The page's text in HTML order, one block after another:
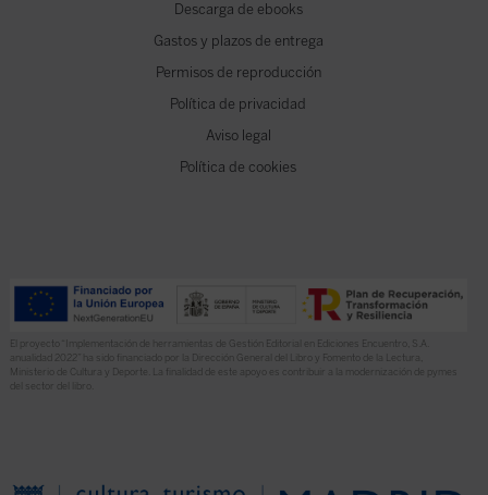
Descarga de ebooks
Gastos y plazos de entrega
Permisos de reproducción
Política de privacidad
Aviso legal
Política de cookies
El proyecto “Implementación de herramientas de Gestión Editorial en Ediciones Encuentro, S.A.
anualidad 2022” ha sido financiado por la Dirección General del Libro y Fomento de la Lectura,
Ministerio de Cultura y Deporte. La finalidad de este apoyo es contribuir a la modernización de pymes
del sector del libro.